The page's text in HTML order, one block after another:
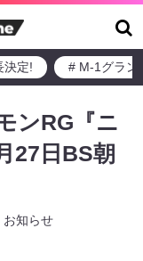
決定! # M-1グラン
ンRG『ニ
27日BS朝
お知らせ